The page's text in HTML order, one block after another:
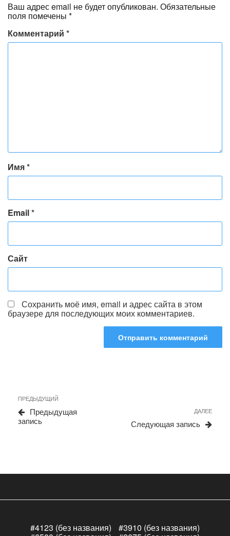
Ваш адрес email не будет опубликован. Обязательные
поля помечены *
Комментарий *
Имя*
Email*
Сайт
Сохранить моё имя, email и адрес сайта в этом
браузере для последующих моих комментариев.
записям
Предыдущая
запись
ПРЕДЫДУЩИЙ
Предыдущая
запись
ДАЛЕЕ
Следующая запись
#4123 (без названия) #3910 (без названия)